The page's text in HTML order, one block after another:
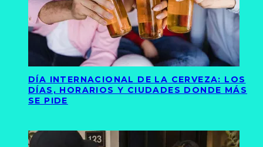
DÍA INTERNACIONAL DE LA CERVEZA: LOS
DÍAS, HORARIOS Y CIUDADES DONDE MÁS
SE PIDE